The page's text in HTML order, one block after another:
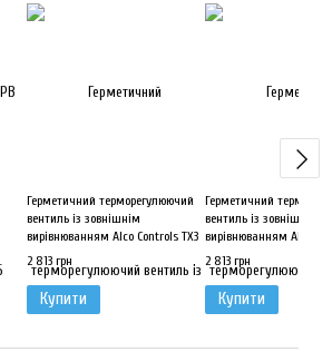
Герметичний терморегулюючий
вентиль із зовнішнім
вирівнюванням Alco Controls TX3
- S29
2 813 грн
Купити
Герметичний
вентиль із зовнішнім
вирівнюванням Alco
- Z32
2 813 грн
Купити